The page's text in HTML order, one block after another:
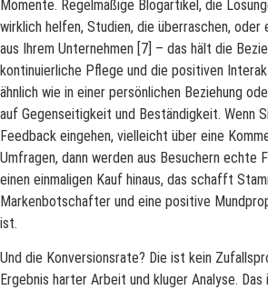
Momente. Regelmäßige Blogartikel, die
wirklich helfen, Studien, die überraschen, oder
aus Ihrem Unternehmen [7] – das hält die
kontinuierliche Pflege und die positiven
ähnlich wie in einer persönlichen Beziehung
auf Gegenseitigkeit und Beständigkeit. Wenn
Feedback eingehen, vielleicht über eine
Umfragen, dann werden aus Besuchern echte
einen einmaligen Kauf hinaus, das schafft
Markenbotschafter und eine positive
ist.
Und die Konversionsrate? Die ist kein
Ergebnis harter Arbeit und kluger Analyse.